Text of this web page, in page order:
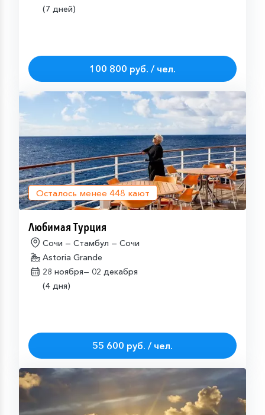
(7 дней)
100 800 руб. / чел.
Осталось менее 448 кают
Любимая Турция
Сочи — Стамбул — Сочи
Astoria Grande
28 ноября— 02 декабря
(4 дня)
55 600 руб. / чел.